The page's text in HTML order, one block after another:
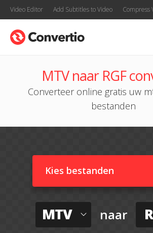
Video Editor Add Subtitles to Video Compress
MTV naar RGF
Converteer online gratis uw
bestanden
Kies bestanden
MTV naar